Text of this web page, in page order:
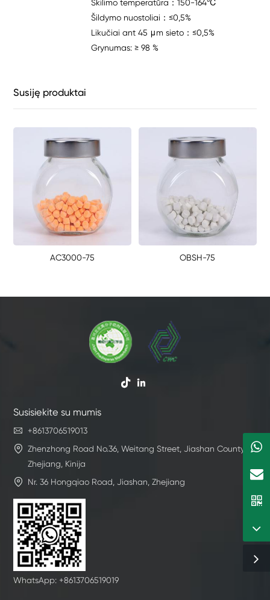
Skilimo temperatūra：150-164℃
Šildymo nuostoliai：≤0,5%
Likučiai ant 45 μm sieto：≤0,5%
Grynumas: ≥ 98 %
Susiję produktai
AC3000-75 OBSH-75
 
Susisiekite su mumis

+8613706519013
 Zhenzhong Road No.36, Weitang Street, Jiashan County,
Zhejiang, Kinija

Nr. 36 Hongqiao Road, Jiashan, Zhejiang
WhatsApp: +8613706519019